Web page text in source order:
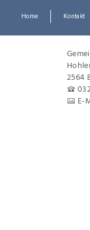
Home Kontakt
2564
E-